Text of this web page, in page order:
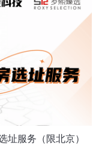
址服务（限北京）